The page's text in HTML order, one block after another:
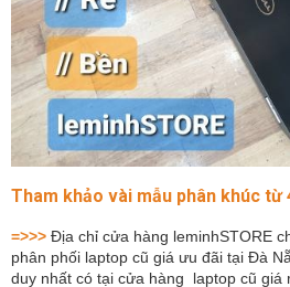
Tham khảo vài mẫu phân khúc từ
=>>> Địa chỉ cửa hàng leminhSTORE
phân phối laptop cũ giá ưu đãi tại Đà
duy nhất có tại cửa hàng laptop cũ